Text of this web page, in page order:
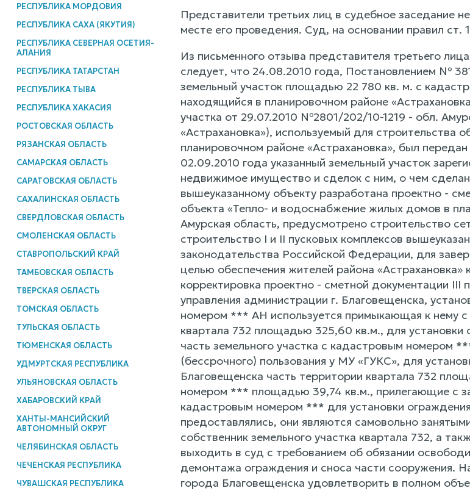
РЕСПУБЛИКА МОРДОВИЯ
РЕСПУБЛИКА САХА (ЯКУТИЯ)
РЕСПУБЛИКА СЕВЕРНАЯ ОСЕТИЯ-
АЛАНИЯ
РЕСПУБЛИКА ТАТАРСТАН
РЕСПУБЛИКА ТЫВА
РЕСПУБЛИКА ХАКАСИЯ
РОСТОВСКАЯ ОБЛАСТЬ
РЯЗАНСКАЯ ОБЛАСТЬ
САМАРСКАЯ ОБЛАСТЬ
САРАТОВСКАЯ ОБЛАСТЬ
САХАЛИНСКАЯ ОБЛАСТЬ
СВЕРДЛОВСКАЯ ОБЛАСТЬ
СМОЛЕНСКАЯ ОБЛАСТЬ
СТАВРОПОЛЬСКИЙ КРАЙ
ТАМБОВСКАЯ ОБЛАСТЬ
ТВЕРСКАЯ ОБЛАСТЬ
ТОМСКАЯ ОБЛАСТЬ
ТУЛЬСКАЯ ОБЛАСТЬ
ТЮМЕНСКАЯ ОБЛАСТЬ
УДМУРТСКАЯ РЕСПУБЛИКА
УЛЬЯНОВСКАЯ ОБЛАСТЬ
ХАБАРОВСКИЙ КРАЙ
ХАНТЫ-МАНСИЙСКИЙ
АВТОНОМНЫЙ ОКРУГ
ЧЕЛЯБИНСКАЯ ОБЛАСТЬ
ЧЕЧЕНСКАЯ РЕСПУБЛИКА
ЧУВАШСКАЯ РЕСПУБЛИКА
Представители третьих лиц в судебное заседание
месте его проведения. Суд, на основании правил
Из письменного отзыва представителя третьего
следует, что 24.08.2010 года, Постановлением №
земельный участок площадью 22 780 кв. м. с
находящийся в планировочном районе
участка от 29.07.2010 №2801/202/10-1219 - обл.
«Астрахановка»), используемый для
планировочном районе «Астрахановка», был
02.09.2010 года указанный земельный участок
недвижимое имущество и сделок с ним, о чем
вышеуказанному объекту разработана проектно -
объекта «Тепло- и водоснабжение жилых домов в
Амурская область, предусмотрено строительство
строительство I и II пусковых комплексов
законодательства Российской Федерации, для
целью обеспечения жителей района
корректировка проектно - сметной документации III
управления администрации г. Благовещенска,
номером *** АН используется примыкающая к нему
квартала 732 площадью 325,60 кв.м., для
часть земельного участка с кадастровым номером
(бессрочного) пользования у МУ «ГУКС», для
Благовещенска часть территории квартала 732
номером *** площадью 39,74 кв.м., прилегающие с
кадастровым номером *** для установки
предоставлялись, они являются самовольно
собственник земельного участка квартала 732, а
выходить в суд с требованием об обязании
демонтажа ограждения и сноса части сооружения.
города Благовещенска удовлетворить в полном